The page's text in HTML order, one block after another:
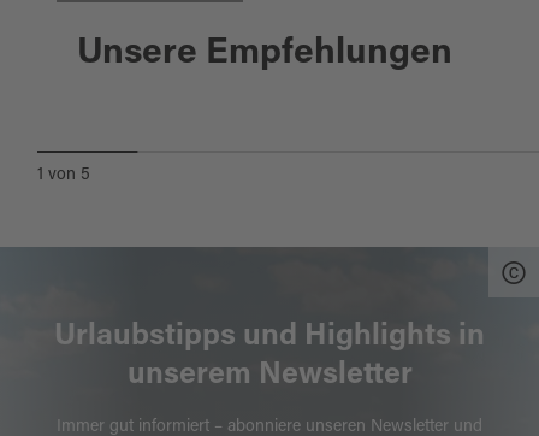
Unsere Empfehlungen
Floß
1 von 5
Urlaubstipps und Highlights in
unserem Newsletter
Immer gut informiert – abonniere unseren Newsletter und